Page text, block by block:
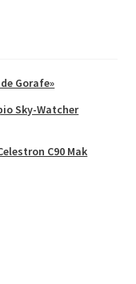
Gorafe»
Sky-Watcher
C90 Mak